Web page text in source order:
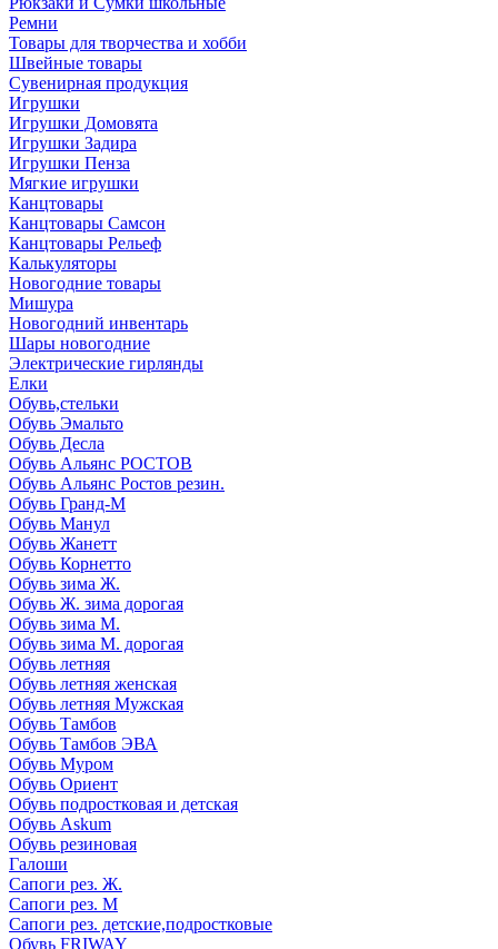
Ремни
Товары для творчества и хобби
Швейные товары
Сувенирная продукция
Игрушки
Игрушки Домовята
Игрушки Задира
Игрушки Пенза
Мягкие игрушки
Канцтовары
Канцтовары Самсон
Канцтовары Рельеф
Калькуляторы
Новогодние товары
Мишура
Новогодний инвентарь
Шары новогодние
Электрические гирлянды
Елки
Обувь,стельки
Обувь Эмальто
Обувь Десла
Обувь Альянс РОСТОВ
Обувь Альянс Ростов резин.
Обувь Гранд-М
Обувь Манул
Обувь Жанетт
Обувь Корнетто
Обувь зима Ж.
Обувь Ж. зима дорогая
Обувь зима М.
Обувь зима М. дорогая
Обувь летняя
Обувь летняя женская
Обувь летняя Мужская
Обувь Тамбов
Обувь Тамбов ЭВА
Обувь Муром
Обувь Ориент
Обувь подростковая и детская
Обувь Askum
Обувь резиновая
Галоши
Сапоги рез. Ж.
Сапоги рез. М
Сапоги рез. детские,подростковые
Обувь FRIWAY